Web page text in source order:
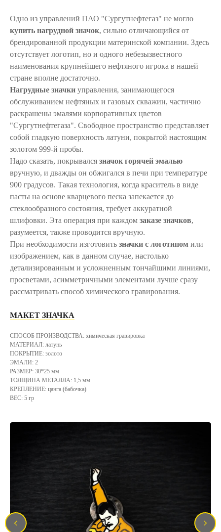
Одно из управлений ПАО "Сургутнефтегаз" не могло
купить нагрудной значок, сильно отличающийся от
брендированной продукции материнской компании. Здесь
отсутствует логотип, но и одного небезызвестного
наименования крупнейшего нефтяного игрока в нашей
стране вполне достаточно.
Нагрудные значки управления, занимающегося
обслуживанием нефтяных и газовых скважин, частично
раскрашены эмалями корпоративных цветов
"Сургутнефтегаза". Свободное пространство представляет
собой гладкую поверхность латуни, покрытой настоящим
золотом 999-й пробы.
Надо сказать, покрывался значок горячей эмалью
вручную, и дважды он обжигался в печи при температуре
900 градусов. Такая технология, когда краситель в виде
пасты на основе кварцевого песка запекается до
стеклообразного состояния, требует аккуратной
шлифовки. Эта операция при каждом заказе значков,
разумеется, также проводится вручную.
При необходимости изготовить значки с логотипом или
изображением, как в данном случае, настолько
детализированным и усложненным тончайшими линиями,
просветами, асимметричными элементами лучше сразу
рассматривать способ химического гравирования.
МАКЕТ ЗНАЧКА
СПОСОБ ПРОИЗВОДСТВА: химическая гравировка
МАТЕРИАЛ: латунь
ПОКРЫТИЕ: золото
ЭМАЛИ: 2
РАЗМЕР: 30*25 мм
ТОЛЩИНА МЕТАЛЛА: 1,5 мм
КРЕПЛЕНИЕ: цанга (бабочка)
ВЕС: 5 гр